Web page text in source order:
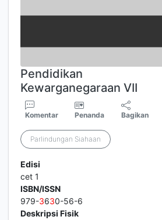
Pendidikan
Kewarganegaraan VII
Komentar Penanda Bagikan
Parlindungan Siahaan
Edisi
cet 1
ISBN/ISSN
979-3630-56-6
Deskripsi Fisik